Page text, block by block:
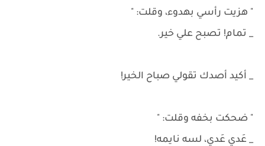
" هزيت رأسي بهدوء، وقلت: "
_ تمام! تصبح علي خير.
_ أكيد أصدك تقولي صباح الخير!
" ضحكت بخفه وقلت: "
_ عَدي عَدي، لسه نايمه!